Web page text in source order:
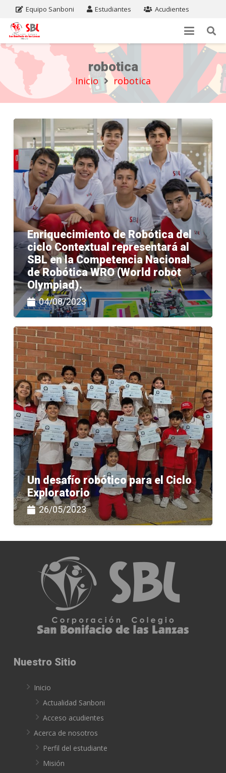
Equipo Sanboni Estudiantes Acudientes
robotica
Inicio robotica
Enriquecimiento de Robótica del
ciclo Contextual representará al
SBL en la Competencia Nacional
de Robótica WRO (World robot
Olympiad).
04/08/2023
Un desafío robótico para el Ciclo
Exploratorio
26/05/2023
Nuestro Sitio
Inicio
Actualidad Sanboni
Acceso acudientes
Acerca de nosotros
Perfil del estudiante
Misión